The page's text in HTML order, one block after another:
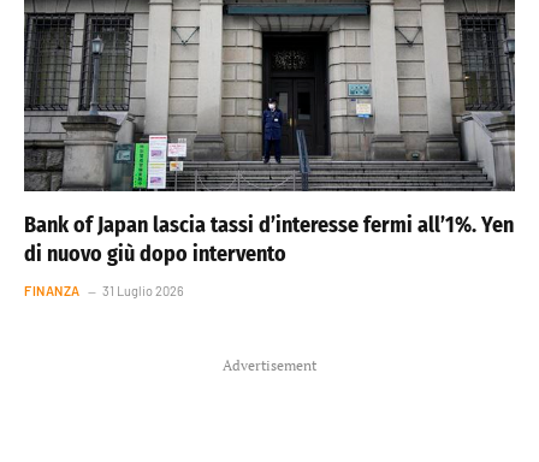
Bank of Japan lascia tassi d’interesse fermi all’1%. Yen
di nuovo giù dopo intervento
FINANZA 31 Luglio 2026
Advertisement